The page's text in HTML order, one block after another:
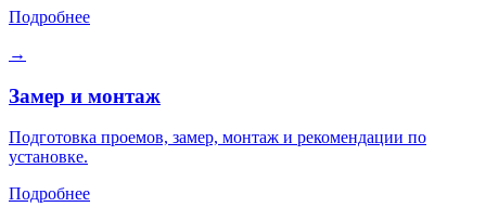
Подробнее
→
Замер и монтаж
Подготовка проемов, замер, монтаж и рекомендации по
установке.
Подробнее